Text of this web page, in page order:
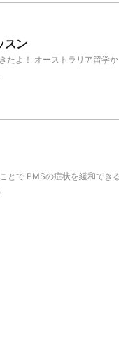
スン
たよ！ オーストラリア留学
とで PMSの症状を緩和でき